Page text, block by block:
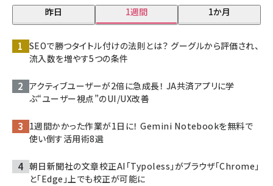
昨日 1週間 1か月
SEOで勝つタイトル付けの法則とは？ グーグルから評価され、
流入数を増やす5つの条件
アクティブユーザーが2倍に急成長！ JA共済アプリに学
ぶ“ユーザー視点”のUI/UX改善
1週間かかった作業が1日に！ Gemini Notebookを無料で
使い倒す活用術8選
朝日新聞社の文章校正AI「Typoless」がブラウザ「Chrome」
と「Edge」上でも校正が可能に